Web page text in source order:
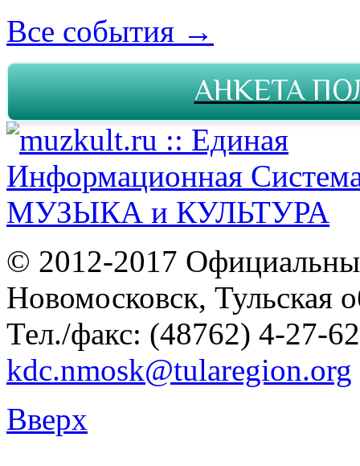
Все события →
АНКЕТА
© 2012-2017
Новомосковск, Тульская
Тел./факс: (48762) 4-27-
kdc.nmosk@tularegion.org
Вверх